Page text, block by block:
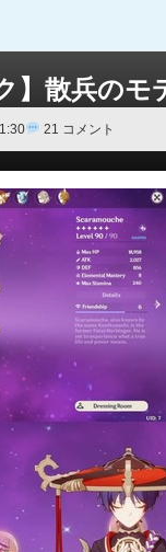
】散兵の
21 コメント